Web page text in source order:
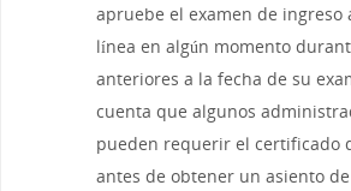
apruebe el examen de ingreso
línea en algún momento
anteriores a la fecha de su
cuenta que algunos
pueden requerir el certificado
antes de obtener un asiento